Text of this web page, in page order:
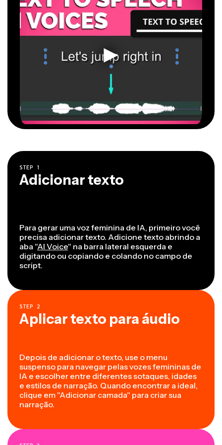
STEP 1
Adicionar texto
Para gerar uma voz feminina de IA, primeiro você
precisa adicionar texto. Adicione texto abrindo a
aba "AI Voice" na barra lateral esquerda e
digitando ou copiando e colando no campo de
script.
STEP 2
Aplicar texto para áudio
Depois de adicionar o texto, use o menu
suspenso para navegar pelas vozes femininas de
IA e escolher entre diferentes sotaques, idades
e estilos de narração. Quando encontrar a ideal,
clique em "Adicionar camada" para criar sua
narração.